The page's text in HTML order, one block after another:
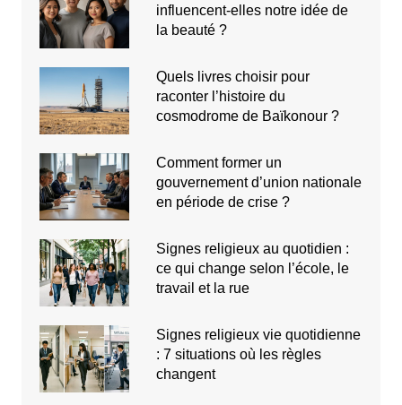
influencent-elles notre idée de
la beauté ?
Quels livres choisir pour
raconter l’histoire du
cosmodrome de Baïkonour ?
Comment former un
gouvernement d’union nationale
en période de crise ?
Signes religieux au quotidien :
ce qui change selon l’école, le
travail et la rue
Signes religieux vie quotidienne
: 7 situations où les règles
changent